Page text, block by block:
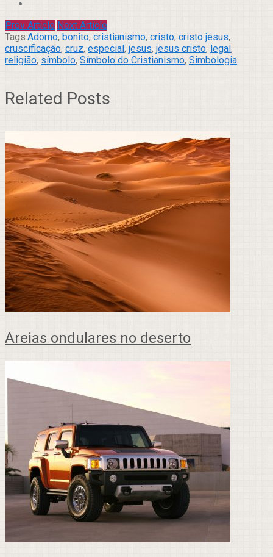
Prev Article Next Article
Tags:Adorno, bonito, cristianismo, cristo, cristo jesus,
cruscificação, cruz, especial, jesus, jesus cristo, legal,
religião, símbolo, Símbolo do Cristianismo, Simbologia
Related Posts
Areias ondulares no deserto